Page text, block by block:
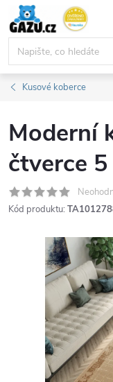
Přejít
obsah
Kusové koberce
Moderní
čtverce
Kód produktu: